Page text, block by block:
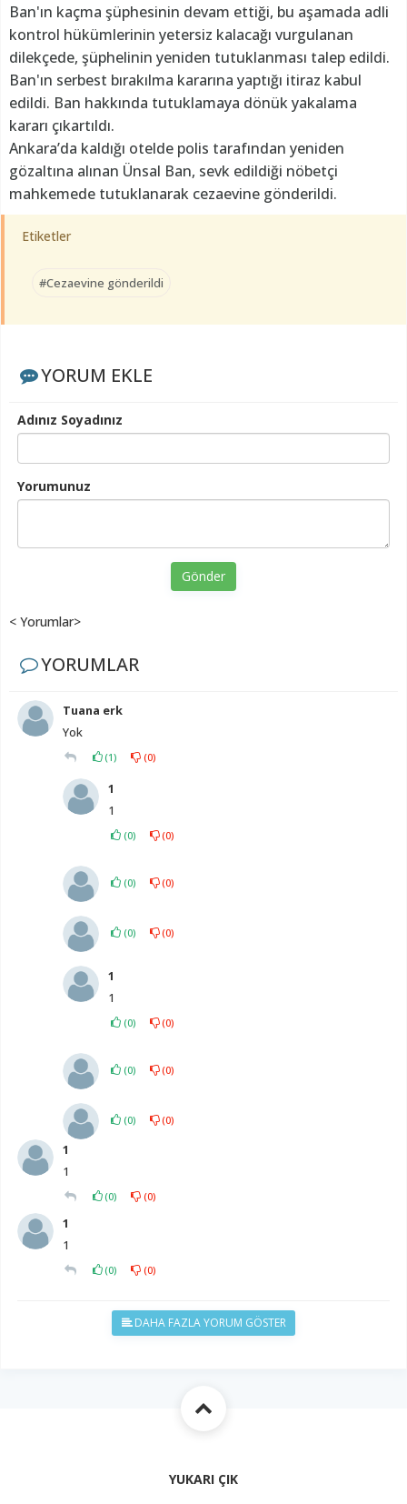
Ban'ın kaçma şüphesinin devam ettiği, bu aşamada adli
kontrol hükümlerinin yetersiz kalacağı vurgulanan
dilekçede, şüphelinin yeniden tutuklanması talep edildi.
Ban'ın serbest bırakılma kararına yaptığı itiraz kabul
edildi. Ban hakkında tutuklamaya dönük yakalama
kararı çıkartıldı.
Ankara’da kaldığı otelde polis tarafından yeniden
gözaltına alınan Ünsal Ban, sevk edildiği nöbetçi
mahkemede tutuklanarak cezaevine gönderildi.
Etiketler
#Cezaevine gönderildi
YORUM EKLE
Adınız Soyadınız
Yorumunuz
Gönder
< Yorumlar>
YORUMLAR
Tuana erk
Yok
(1) (0)
1
1
(0) (0)
(0) (0)
(0) (0)
1
1
(0) (0)
(0) (0)
(0) (0)
1
1
(0) (0)
1
1
(0) (0)
DAHA FAZLA YORUM GÖSTER
YUKARI ÇIK